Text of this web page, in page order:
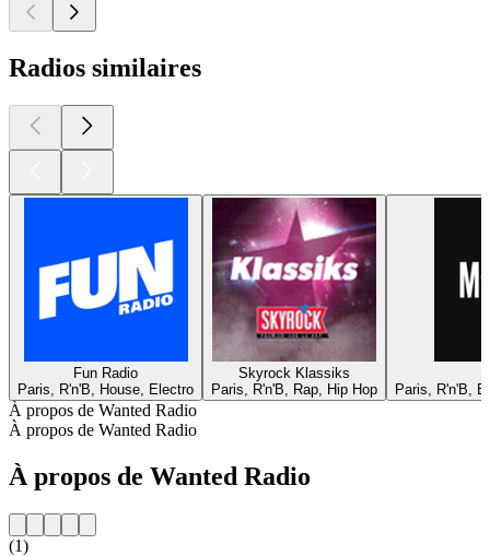
Radios similaires
Fun Radio
Paris, R'n'B, House, Electro
Skyrock Klassiks
Paris, R'n'B, Rap, Hip Hop
Paris, R'n'B,
À propos de Wanted Radio
À propos de Wanted Radio
À propos de Wanted Radio
(1)